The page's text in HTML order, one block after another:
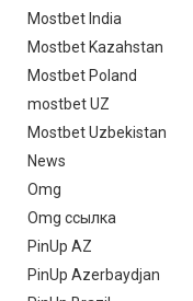
Mostbet India
Mostbet Kazahstan
Mostbet Poland
mostbet UZ
Mostbet Uzbekistan
News
Omg
Omg ссылка
PinUp AZ
PinUp Azerbaydjan